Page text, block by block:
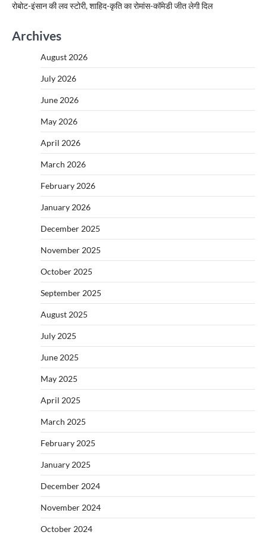
रोबोट-इंसान की लव स्टोरी, शाहिद-कृति का रोमांस-कॉमेडी जीत लेगी दिल
Archives
August 2026
July 2026
June 2026
May 2026
April 2026
March 2026
February 2026
January 2026
December 2025
November 2025
October 2025
September 2025
August 2025
July 2025
June 2025
May 2025
April 2025
March 2025
February 2025
January 2025
December 2024
November 2024
October 2024